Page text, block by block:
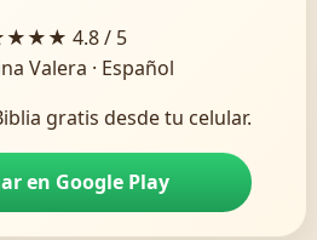
4.8 / 5
Valera · Español
gratis desde tu celular.
en Google Play